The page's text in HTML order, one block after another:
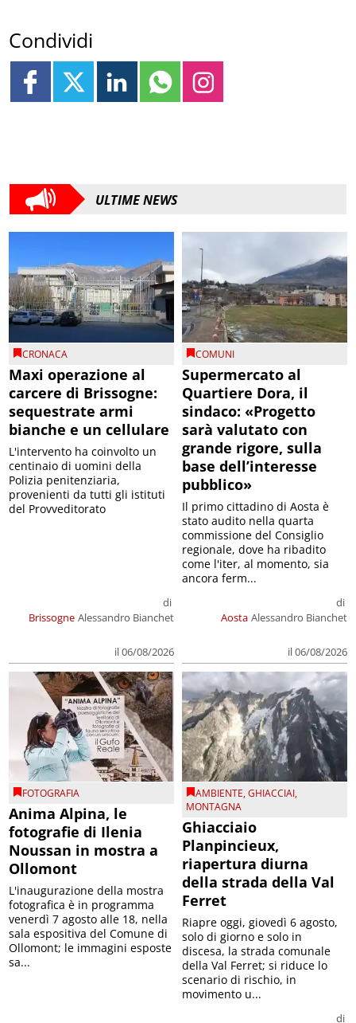
Condividi
ULTIME NEWS
CRONACA
Maxi operazione al
carcere di Brissogne:
sequestrate armi
bianche e un cellulare
Brissogne
di
Alessandro Bianchet
il 06/08/2026
L'intervento ha coinvolto un
centinaio di uomini della
Polizia penitenziaria,
provenienti da tutti gli istituti
del Provveditorato
COMUNI
Supermercato al
Quartiere Dora, il
sindaco: «Progetto
sarà valutato con
grande rigore, sulla
base dell’interesse
pubblico»
Aosta
di
Alessandro Bianchet
il 06/08/2026
Il primo cittadino di Aosta è
stato audito nella quarta
commissione del Consiglio
regionale, dove ha ribadito
come l'iter, al momento, sia
ancora ferm...
FOTOGRAFIA
Anima Alpina, le
fotografie di Ilenia
Noussan in mostra a
Ollomont
L'inaugurazione della mostra
fotografica è in programma
venerdì 7 agosto alle 18, nella
sala espositiva del Comune di
Ollomont; le immagini esposte
sa...
AMBIENTE,GHIACCIAI,
MONTAGNA
Ghiacciaio
Planpincieux,
riapertura diurna
della strada della Val
Ferret
di
Riapre oggi, giovedì 6 agosto,
solo di giorno e solo in
discesa, la strada comunale
della Val Ferret; si riduce lo
scenario di rischio, in
movimento u...